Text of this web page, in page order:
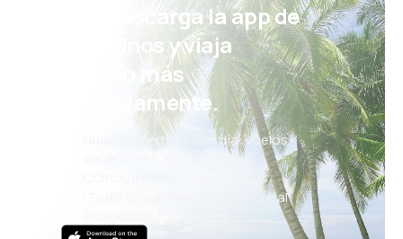
¡Eh! Descarga la app de
eDestinos y viaja
incluso más
cómodamente.
Nuevas ofertas cada día: vuelos,
vacaciones, escapadas
Cómoda gestión de reservas
¡Todo lo que importa, siempre al